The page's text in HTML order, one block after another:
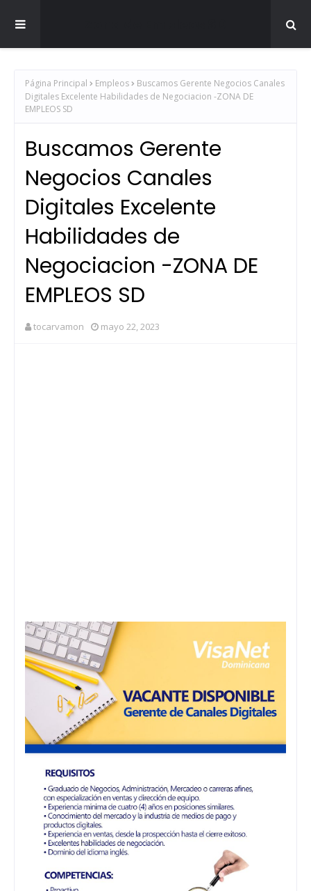
Página Principal Empleos
Buscamos Gerente Negocios Canales
Digitales Excelente Habilidades de Negociacion -ZONA DE
EMPLEOS SD
Buscamos Gerente
Negocios Canales
Digitales Excelente
Habilidades de
Negociacion -ZONA DE
EMPLEOS SD
tocarvamon mayo 22, 2023